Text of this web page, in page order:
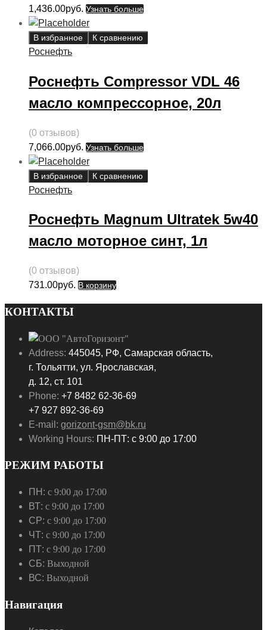
1,436.00руб. Узнать больше
В избранное К сравнению
Роснефть
Роснефть Compressor VDL 46
масло компрессорное, 20л
(0 отзывов)
7,066.00руб. Узнать больше
В избранное К сравнению
Роснефть
Роснефть Magnum Ultratek 5w40
масло моторное синт, 1л
(0 отзывов)
731.00руб. В корзину
КОНТАКТЫ
Address: 445045, РФ, Самарская область,
г. Тольятти, ул. Ярославская,
д. 12, ст. 101
Phone: +7 8482 62-36-69
+7 927 892-36-69
E-mail: gorizont-gsm@bk.ru
Working Hours: ПН-ПТ: с 9:00 до 17:00
РЕЖИМ РАБОТЫ
ПН: с 9:00 до 17:00
ВТ: с 9:00 до 17:00
СР: с 9:00 до 17:00
ЧТ: с 9:00 до 17:00
ПТ: с 9:00 до 17:00
СБ: Выходной
ВС: Выходной
Навигация